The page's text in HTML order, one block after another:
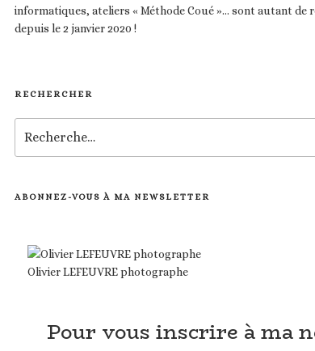
informatiques, ateliers « Méthode Coué »… sont autant de
depuis le 2 janvier 2020 !
RECHERCHER
pour
:
ABONNEZ-VOUS À MA NEWSLETTER
Olivier LEFEUVRE photographe
Pour vous inscrire à ma